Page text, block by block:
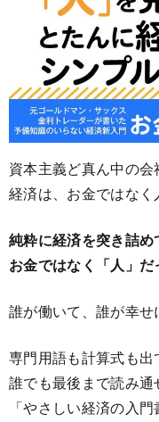
資本主義ど真ん中の会
経済は、お金ではなく
純粋に経済を突き詰め
お金ではなく「人」だ
誰が働いて、誰が幸せ
専門用語も計算式も出
誰でも最後まで読み通
「やさしい経済の入門